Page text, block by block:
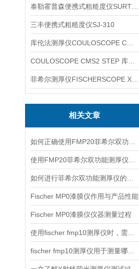
三丰便携式粗糙度仪SJ-310
相关文章
Fischer MP0漆膜仪作用与产品性能
Fischer MP0漆膜仪仪器测量过程